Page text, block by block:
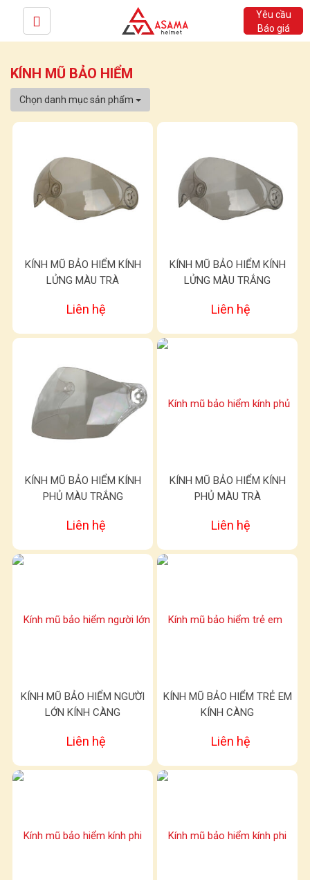
Yêu cầu
Báo giá
KÍNH MŨ BẢO HIỂM
Chọn danh mục sản phẩm
KÍNH MŨ BẢO HIỂM KÍNH
LỬNG MÀU TRÀ
Liên hệ
KÍNH MŨ BẢO HIỂM KÍNH
LỬNG MÀU TRẮNG
Liên hệ
KÍNH MŨ BẢO HIỂM KÍNH
PHỦ MÀU TRẮNG
Liên hệ
KÍNH MŨ BẢO HIỂM KÍNH
PHỦ MÀU TRÀ
Liên hệ
KÍNH MŨ BẢO HIỂM NGƯỜI
LỚN KÍNH CÀNG
Liên hệ
KÍNH MŨ BẢO HIỂM TRẺ EM
KÍNH CÀNG
Liên hệ